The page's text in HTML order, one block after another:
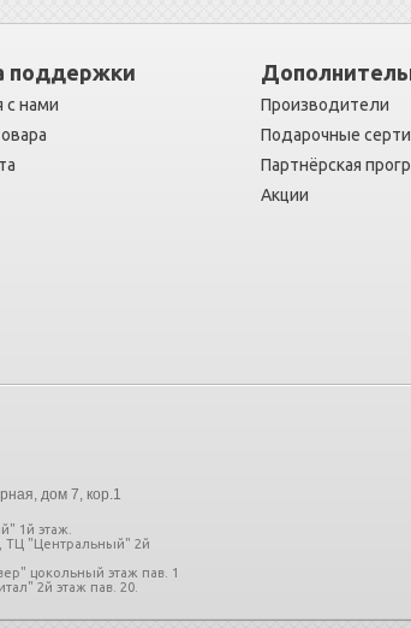
поддержки
с нами
Производители
Подарочные
Партнёрская
Акции
дом 7, кор.1
1й этаж.
ТЦ "Центральный" 2й
цокольный этаж пав. 1
2й этаж пав. 20.